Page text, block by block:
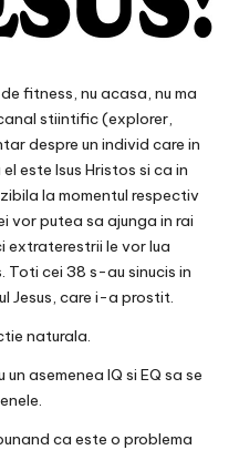
fitness, nu acasa, nu ma
stiintific (explorer,
despre un individ care in
el este Isus Hristos si ca in
la momentul respectiv
vor putea sa ajunga in rai
extraterestrii le vor lua
Toti cei 38 s-au sinucis in
Jesus, care i-a prostit.
naturala.
asemenea IQ si EQ sa se
ca este o problema